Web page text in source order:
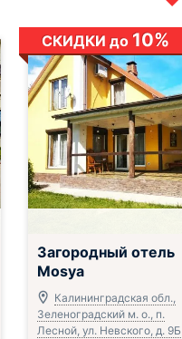
СКИДКИ до 10%
Загородный отель
Mosya
Калининградская обл.,
Зеленоградский м. о., п.
Лесной, ул. Невского, д. 9Б